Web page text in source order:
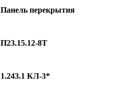
Панель перекрытия
П23.15.12-8Т
1.243.1 КЛ-3*